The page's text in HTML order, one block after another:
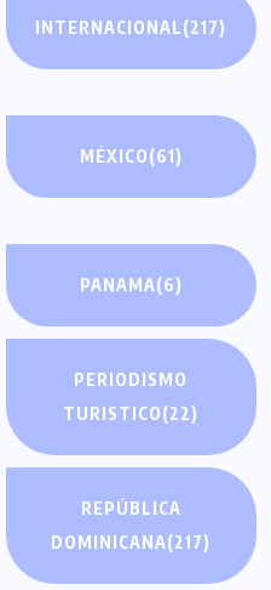
INTERNACIONAL(217)
MÉXICO(61)
PANAMA(6)
PERIODISMO
TURISTICO(22)
REPÚBLICA
DOMINICANA(217)